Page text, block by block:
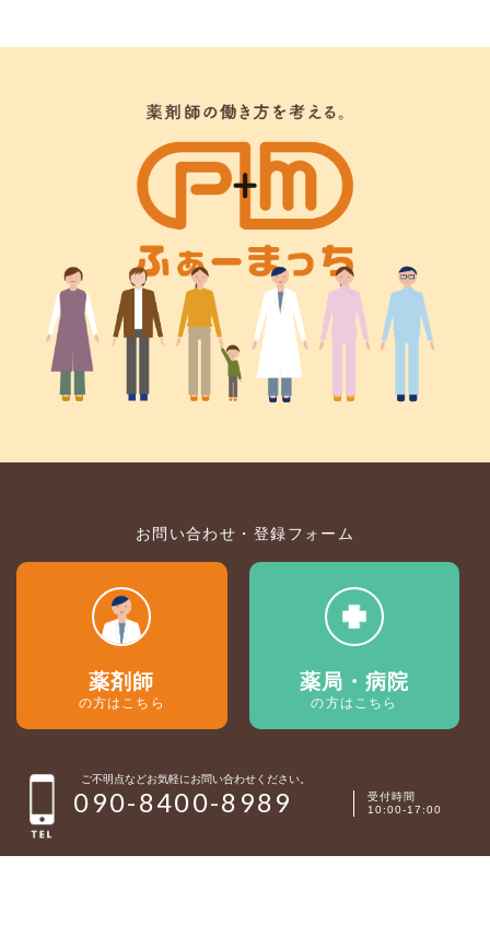
お問い合わせ・登録フォーム
薬剤師
の方はこちら
薬局・病院
の方はこちら
ご不明点などお気軽にお問い合わせください。
090-8400-8989
受付時間
10:00-17:00